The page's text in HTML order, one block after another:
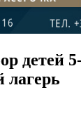
детей
лагерь